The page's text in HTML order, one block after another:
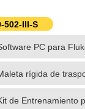
III-S
PC para
rígida de
de Entrenamiento